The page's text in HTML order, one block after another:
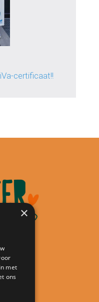
certificaat!!
×
met
ons